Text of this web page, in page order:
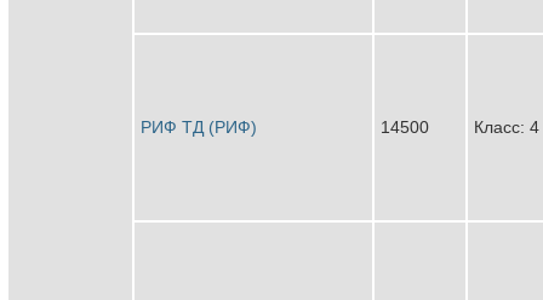
РИФ ТД (РИФ) 14500 Класс: 4